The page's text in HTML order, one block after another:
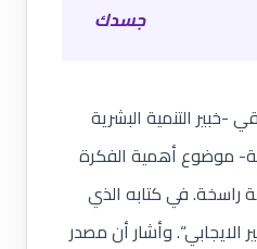
جسدك
-خبير التنمية البشرية
موضوع أهمية الفكرة
راسخة. في كتابه الذي
الايجابي“. وأشار أن مصدر